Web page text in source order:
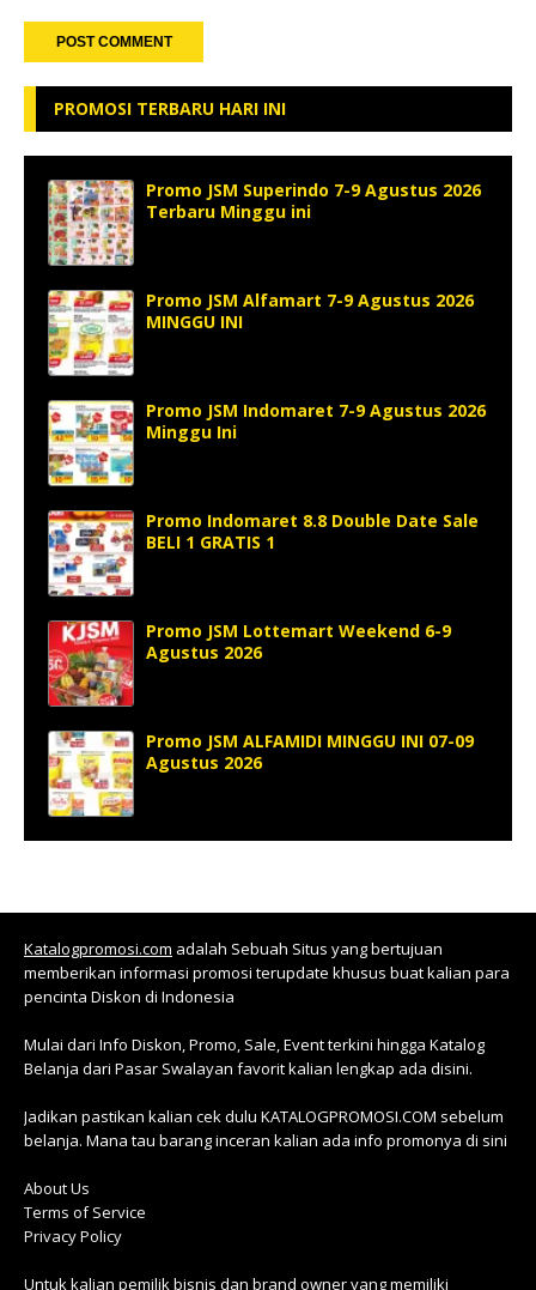
PROMOSI TERBARU HARI INI
Promo JSM Superindo 7-9 Agustus 2026
Terbaru Minggu ini
Promo JSM Alfamart 7-9 Agustus 2026
MINGGU INI
Promo JSM Indomaret 7-9 Agustus 2026
Minggu Ini
Promo Indomaret 8.8 Double Date Sale
BELI 1 GRATIS 1
Promo JSM Lottemart Weekend 6-9
Agustus 2026
Promo JSM ALFAMIDI MINGGU INI 07-09
Agustus 2026
Katalogpromosi.com adalah Sebuah Situs yang bertujuan
memberikan informasi promosi terupdate khusus buat kalian para
pencinta Diskon di Indonesia
Mulai dari Info Diskon, Promo, Sale, Event terkini hingga Katalog
Belanja dari Pasar Swalayan favorit kalian lengkap ada disini.
Jadikan pastikan kalian cek dulu KATALOGPROMOSI.COM sebelum
belanja. Mana tau barang inceran kalian ada info promonya di sini
About Us
Terms of Service
Privacy Policy
Untuk kalian pemilik bisnis dan brand owner yang memiliki